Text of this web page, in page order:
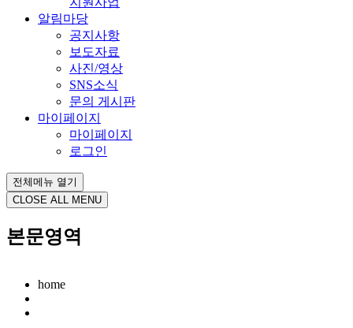
알림마당
공지사항
보도자료
사진/영상
SNS소식
문의 게시판
마이페이지
마이페이지
로그인
전체메뉴 열기
CLOSE ALL MENU
본문영역
home